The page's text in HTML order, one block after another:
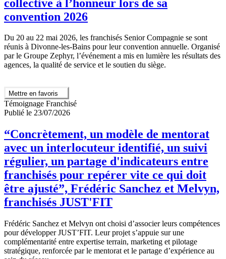
collective à l’honneur lors de sa
convention 2026
Du 20 au 22 mai 2026, les franchisés Senior Compagnie se sont
réunis à Divonne-les-Bains pour leur convention annuelle. Organisé
par le Groupe Zephyr, l’événement a mis en lumière les résultats des
agences, la qualité de service et le soutien du siège.
Mettre en favoris
Témoignage Franchisé
Publié le 23/07/2026
“Concrètement, un modèle de mentorat
avec un interlocuteur identifié, un suivi
régulier, un partage d'indicateurs entre
franchisés pour repérer vite ce qui doit
être ajusté”, Frédéric Sanchez et Melvyn,
franchisés JUST'FIT
Frédéric Sanchez et Melvyn ont choisi d’associer leurs compétences
pour développer JUST’FIT. Leur projet s’appuie sur une
complémentarité entre expertise terrain, marketing et pilotage
stratégique, renforcée par le mentorat et le partage d’expérience au